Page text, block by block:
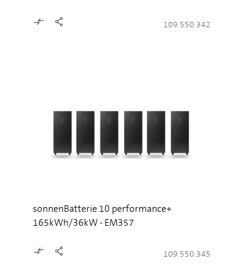
109.550.342
sonnenBatterie 10 performance+
165kWh/36kW - EM357
109.550.345